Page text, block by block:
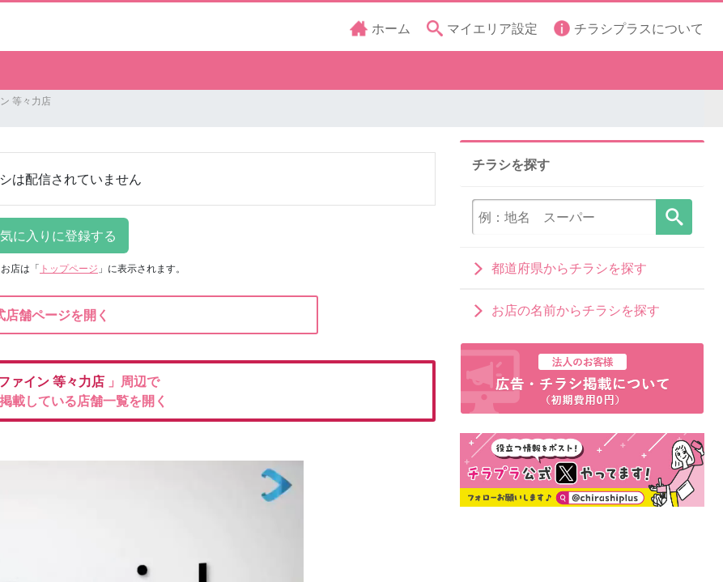
ホーム マイエリア設定 チラシプラスについて
等々力店
は配信されていません
店は 「 トップページ 」に表示されます。
店舗ページを開く
ァイン 等々力店 」周辺で
載している店舗一覧を開く
チラシを探す
都道府県からチラシを探す
お店の名前からチラシを探す